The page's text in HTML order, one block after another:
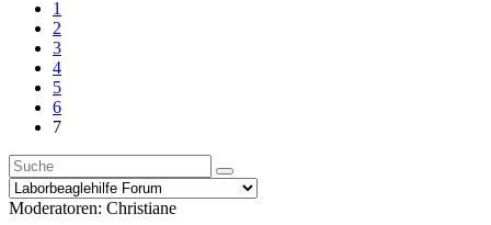
1
2
3
4
5
6
7
Moderatoren: Christiane